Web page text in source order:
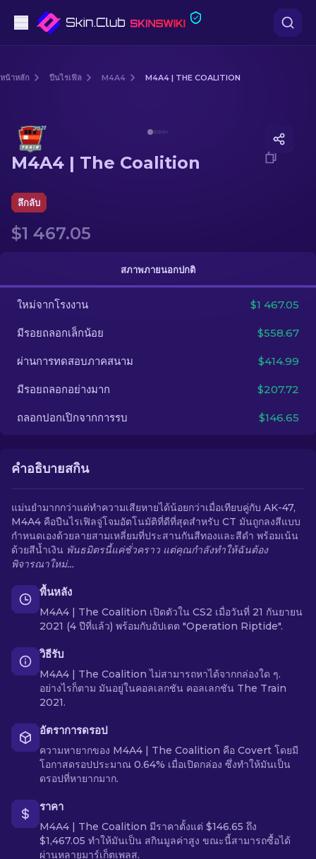
ปืนไรเฟิล
ปืนไรเฟิลซุ่มยิง
มีด
ถุงมือ
อื่น ๆ
หน้าหลัก ปืนไรเฟิล M4A4 M4A4 | THE COALITION
M4A4 | The Coalition
ลึกลับ
$1 467.05
สภาพภายนอกปกติ
ใหม่จากโรงงาน $1 467.05
มีรอยถลอกเล็กน้อย $558.67
ผ่านการทดสอบภาคสนาม $414.99
มีรอยถลอกอย่างมาก $207.72
ถลอกปอกเปิกจากการรบ $146.65
คำอธิบายสกิน
แม่นยำมากกว่าแต่ทำความเสียหายได้น้อยกว่าเมื่อเทียบคู่กับ AK-47,
M4A4 คือปืนไรเฟิลจู่โจมอัตโนมัติที่ดีที่สุดสำหรับ CT มันถูกลงสีแบบ
กำหนดเองด้วยลายสามเหลี่ยมที่ประสานกันสีทองและสีดำ พร้อมเน้น
ด้วยสีน้ำเงิน พันธมิตรนี้แค่ชั่วคราว แต่คุณกำลังทำให้ฉันต้อง
พิจารณาใหม่…
พื้นหลัง
M4A4 | The Coalition เปิดตัวใน CS2 เมื่อวันที่ 21 กันยายน
2021 (4 ปีที่แล้ว) พร้อมกับอัปเดต "Operation Riptide".
วิธีรับ
M4A4 | The Coalition ไม่สามารถหาได้จากกล่องใด ๆ.
อย่างไรก็ตาม มันอยู่ในคอลเลกชัน คอลเลกชัน The Train
2021.
อัตราการดรอป
ความหายากของ M4A4 | The Coalition คือ Covert โดยมี
โอกาสดรอปประมาณ 0.64% เมื่อเปิดกล่อง ซึ่งทำให้มันเป็น
ดรอปที่หายากมาก.
ราคา
M4A4 | The Coalition มีราคาตั้งแต่ $146.65 ถึง
$1,467.05 ทำให้มันเป็น สกินมูลค่าสูง ขณะนี้สามารถซื้อได้
ผ่านหลายมาร์เก็ตเพลส.